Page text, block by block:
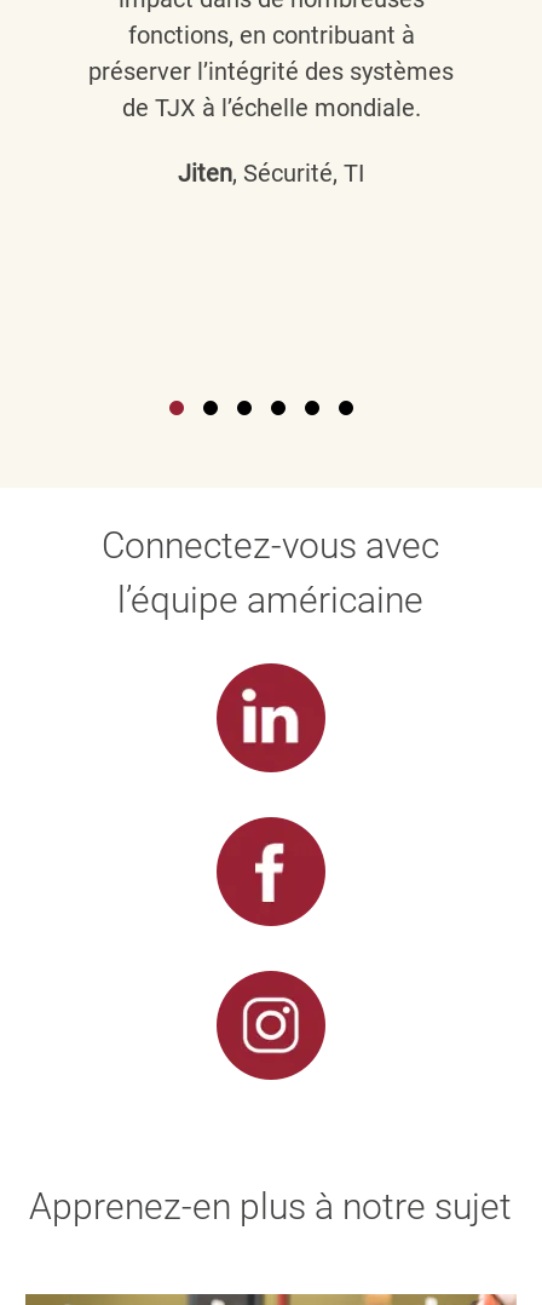
fonctions, en contribuant à
préserver l’intégrité des systèmes
de TJX à l’échelle mondiale.
Jiten, Sécurité, TI
Connectez-vous avec
l’équipe américaine
Apprenez-en plus à notre sujet